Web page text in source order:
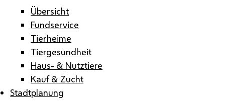
Übersicht
Fundservice
Tierheime
Tiergesundheit
Haus- & Nutztiere
Kauf & Zucht
Stadtplanung